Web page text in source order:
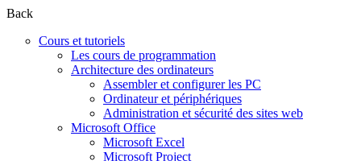
Back
Cours et tutoriels
Les cours de programmation
Architecture des ordinateurs
Assembler et configurer les PC
Ordinateur et périphériques
Administration et sécurité des sites web
Microsoft Office
Microsoft Excel
Microsoft Project